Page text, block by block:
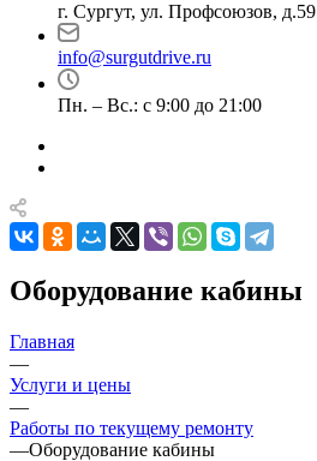
г. Сургут, ул. Профсоюзов, д.59
info@surgutdrive.ru
Пн. – Вс.: с 9:00 до 21:00
Оборудование кабины
Главная
—
Услуги и цены
—
Работы по текущему ремонту
—Оборудование кабины